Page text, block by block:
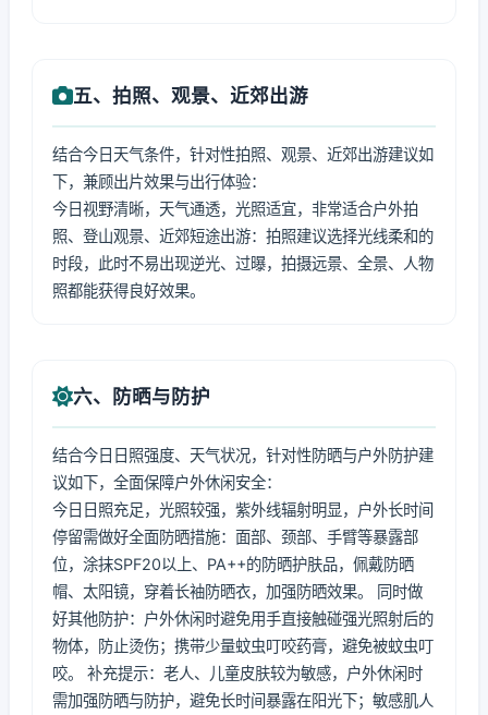
五、拍照、观景、近郊出游
结合今日天气条件，针对性拍照、观景、近郊出游建议如
下，兼顾出片效果与出行体验：
今日视野清晰，天气通透，光照适宜，非常适合户外拍
照、登山观景、近郊短途出游：拍照建议选择光线柔和的
时段，此时不易出现逆光、过曝，拍摄远景、全景、人物
照都能获得良好效果。
六、防晒与防护
结合今日日照强度、天气状况，针对性防晒与户外防护建
议如下，全面保障户外休闲安全：
今日日照充足，光照较强，紫外线辐射明显，户外长时间
停留需做好全面防晒措施：面部、颈部、手臂等暴露部
位，涂抹SPF20以上、PA++的防晒护肤品，佩戴防晒
帽、太阳镜，穿着长袖防晒衣，加强防晒效果。 同时做
好其他防护：户外休闲时避免用手直接触碰强光照射后的
物体，防止烫伤；携带少量蚊虫叮咬药膏，避免被蚊虫叮
咬。 补充提示：老人、儿童皮肤较为敏感，户外休闲时
需加强防晒与防护，避免长时间暴露在阳光下；敏感肌人